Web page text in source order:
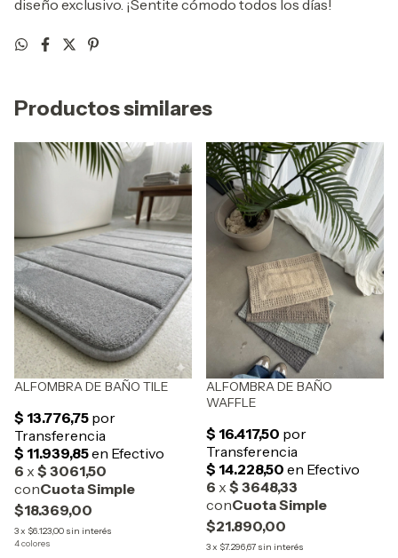
diseño exclusivo. ¡Sentite cómodo todos los días!
Productos similares
ALFOMBRA DE BAÑO TILE
$18.369,00
3x $6.123,00 sin interés
4 colores
ALFOMBRA DE BAÑO
WAFFLE
$21.890,00
3x $7.296,67 sin interés